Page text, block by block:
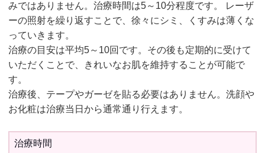
みではありません。治療時間は5～10分程度です。 レーザ
ーの照射を繰り返すことで、徐々にシミ、くすみは薄くな
っていきます。
治療の目安は平均5～10回です。その後も定期的に受けて
いただくことで、きれいなお肌を維持することが可能で
す。
治療後、テープやガーゼを貼る必要はありません。洗顔や
お化粧は治療当日から通常通り行えます。
治療時間